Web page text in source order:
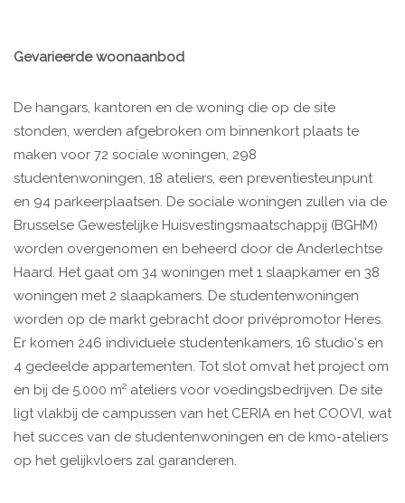
Gevarieerde woonaanbod
De hangars, kantoren en de woning die op de site
stonden, werden afgebroken om binnenkort plaats te
maken voor 72 sociale woningen, 298
studentenwoningen, 18 ateliers, een preventiesteunpunt
en 94 parkeerplaatsen. De sociale woningen zullen via de
Brusselse Gewestelijke Huisvestingsmaatschappij (BGHM)
worden overgenomen en beheerd door de Anderlechtse
Haard. Het gaat om 34 woningen met 1 slaapkamer en 38
woningen met 2 slaapkamers. De studentenwoningen
worden op de markt gebracht door privépromotor Heres.
Er komen 246 individuele studentenkamers, 16 studio's en
4 gedeelde appartementen. Tot slot omvat het project om
en bij de 5.000 m² ateliers voor voedingsbedrijven. De site
ligt vlakbij de campussen van het CERIA en het COOVI, wat
het succes van de studentenwoningen en de kmo-ateliers
op het gelijkvloers zal garanderen.